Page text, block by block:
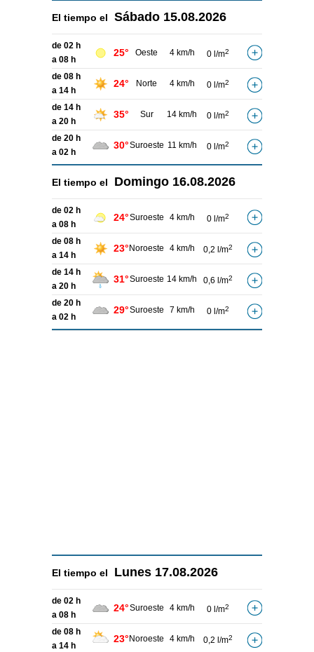
El tiempo el Sábado 15.08.2026
de 02 h
a 08 h
25° Oeste 4 km/h 0 l/m2
de 08 h
a 14 h
24° Norte 4 km/h 0 l/m2
de 14 h
a 20 h
35° Sur 14 km/h 0 l/m2
de 20 h
a 02 h
30°Suroeste 11 km/h 0 l/m2
El tiempo el Domingo 16.08.2026
de 02 h
a 08 h
24°Suroeste 4 km/h 0 l/m2
de 08 h
a 14 h
23° Noroeste 4 km/h 0,2 l/m2
de 14 h
a 20 h
31°Suroeste 14 km/h 0,6 l/m2
de 20 h
a 02 h
29°Suroeste 7 km/h 0 l/m2
El tiempo el Lunes 17.08.2026
de 02 h
a 08 h
24°Suroeste 4 km/h 0 l/m2
de 08 h
a 14 h
23° Noroeste 4 km/h 0,2 l/m2